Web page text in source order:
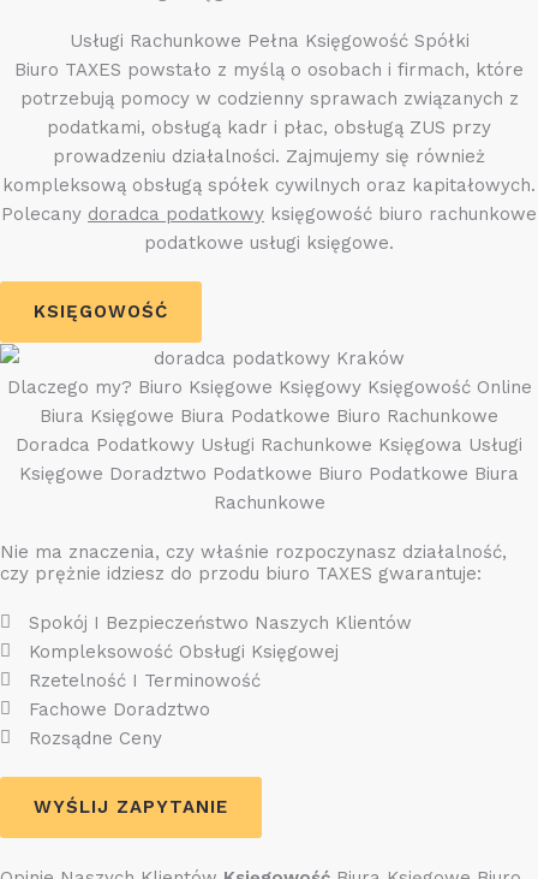
Usługi Rachunkowe Pełna Księgowość Spółki
Biuro TAXES powstało z myślą o osobach i firmach, które
potrzebują pomocy w codzienny sprawach związanych z
podatkami, obsługą kadr i płac, obsługą ZUS przy
prowadzeniu działalności. Zajmujemy się również
kompleksową obsługą spółek cywilnych oraz kapitałowych.
Polecany doradca podatkowy księgowość biuro rachunkowe
podatkowe usługi księgowe.
KSIĘGOWOŚĆ
Dlaczego my? Biuro Księgowe Księgowy Księgowość Online
Biura Księgowe Biura Podatkowe Biuro Rachunkowe
Doradca Podatkowy Usługi Rachunkowe Księgowa Usługi
Księgowe Doradztwo Podatkowe Biuro Podatkowe Biura
Rachunkowe
Nie ma znaczenia, czy właśnie rozpoczynasz działalność,
czy prężnie idziesz do przodu biuro TAXES gwarantuje:
Spokój I Bezpieczeństwo Naszych Klientów
Kompleksowość Obsługi Księgowej
Rzetelność I Terminowość
Fachowe Doradztwo
Rozsądne Ceny
WYŚLIJ ZAPYTANIE